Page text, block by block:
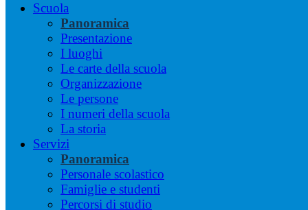
Scuola
Panoramica
Presentazione
I luoghi
Le carte della scuola
Organizzazione
Le persone
I numeri della scuola
La storia
Servizi
Panoramica
Personale scolastico
Famiglie e studenti
Percorsi di studio